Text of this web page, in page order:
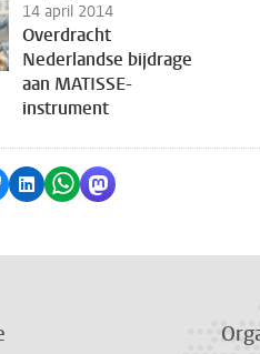
14 april 2014
Overdracht
Nederlandse bijdrage
aan MATISSE-
instrument
op Facebook
via Bluesky
Delen op LinkedIn
Delen via WhatsApp
Delen via